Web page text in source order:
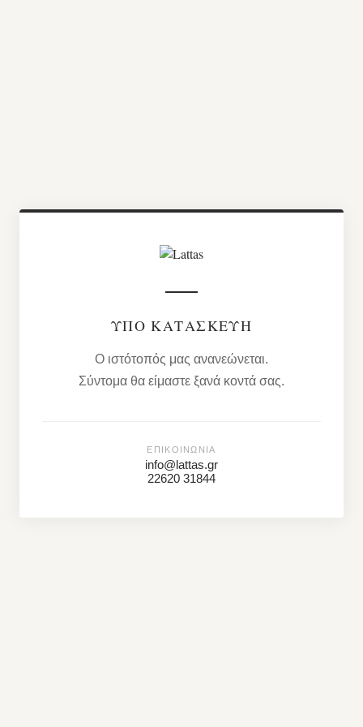
ΥΠΌ ΚΑΤΑΣΚΕΥΉ
Ο ιστότοπός μας ανανεώνεται.
Σύντομα θα είμαστε ξανά κοντά σας.
ΕΠΙΚΟΙΝΩΝΊΑ
info@lattas.gr
22620 31844